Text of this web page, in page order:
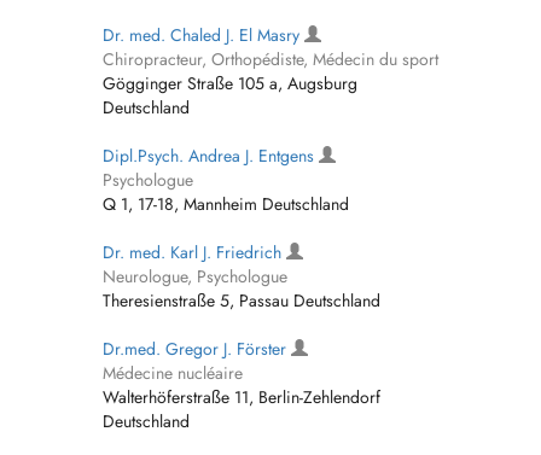
Dr. med. Chaled J. El Masry
Chiropracteur, Orthopédiste, Médecin du sport
Gögginger Straße 105 a, Augsburg
Deutschland
Dipl.Psych. Andrea J. Entgens
Psychologue
Q 1, 17-18, Mannheim Deutschland
Dr. med. Karl J. Friedrich
Neurologue, Psychologue
Theresienstraße 5, Passau Deutschland
Dr.med. Gregor J. Förster
Médecine nucléaire
Walterhöferstraße 11, Berlin-Zehlendorf
Deutschland